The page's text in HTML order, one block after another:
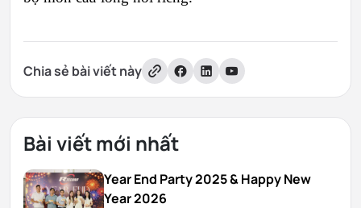
Chia sẻ bài viết này
Bài viết mới nhất
Year End Party 2025 & Happy New
Year 2026